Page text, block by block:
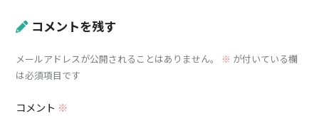
コメントを残す
メールアドレスが公開されることはありません。 ※ が付いている欄
は必須項目です
コメント ※